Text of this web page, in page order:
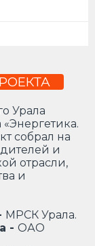
Урала
собрал на
и
отрасли,
и
МРСК Урала.
- ОАО